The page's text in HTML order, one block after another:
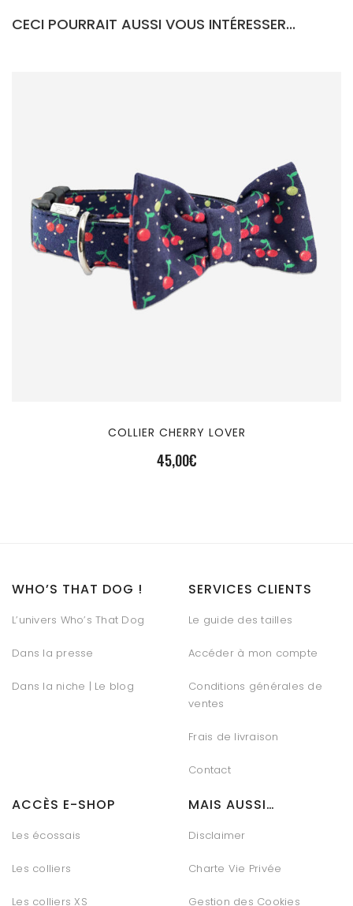
CECI POURRAIT AUSSI VOUS INTÉRESSER...
COLLIER CHERRY LOVER
45,00€
WHO’S THAT DOG !
L’univers Who’s That Dog
Dans la presse
Dans la niche | Le blog
SERVICES CLIENTS
Le guide des tailles
Accéder à mon compte
Conditions générales de
ventes
Frais de livraison
Contact
ACCÈS E-SHOP
Les écossais
Les colliers
Les colliers XS
MAIS AUSSI…
Disclaimer
Charte Vie Privée
Gestion des Cookies